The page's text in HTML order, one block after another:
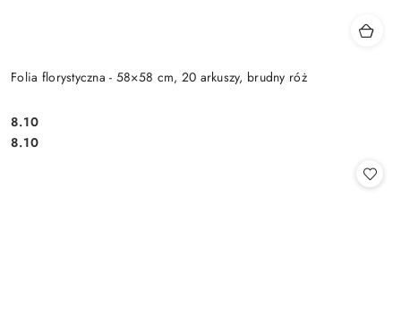
Folia florystyczna - 58×58 cm, 20 arkuszy, brudny róż
Cena:
8.10
Cena:
8.10